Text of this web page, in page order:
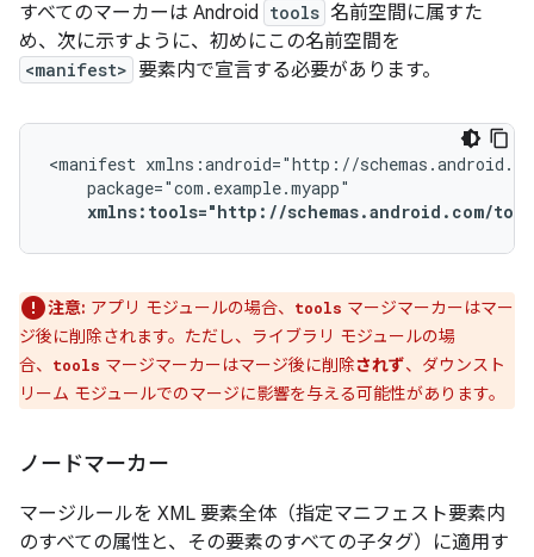
すべてのマーカーは Android tools 名前空間に属すた
め、次に示すように、初めにこの名前空間を
<manifest> 要素内で宣言する必要があります。
<manifest
xmlns:tools="http://schemas.android.com/
注意: アプリ モジュールの場合、 tools マージマーカーはマー
ジ後に削除されます。ただし、ライブラリ モジュールの場
合、
tools マージマーカーはマージ後に削除されず、ダウンスト
リーム モジュールでのマージに影響を与える可能性があります。
ノードマーカー
マージルールを XML 要素全体（指定マニフェスト要素内
のすべての属性と、その要素のすべての子タグ）に適用す